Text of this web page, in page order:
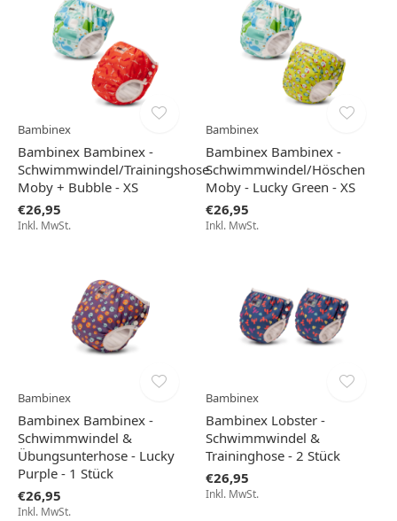
Bambinex
Bambinex Bambinex -
Schwimmwindel/Trainingshose
Moby + Bubble - XS
€26,95
Inkl. MwSt.
Bambinex
Bambinex Bambinex -
Schwimmwindel/Höschen
Moby - Lucky Green - XS
€26,95
Inkl. MwSt.
Bambinex
Bambinex Bambinex -
Schwimmwindel &
Übungsunterhose - Lucky
Purple - 1 Stück
€26,95
Inkl. MwSt.
Bambinex
Bambinex Lobster -
Schwimmwindel &
Traininghose - 2 Stück
€26,95
Inkl. MwSt.